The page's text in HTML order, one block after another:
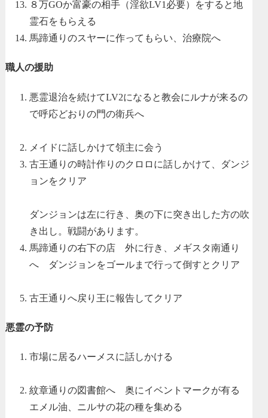
８万GOか富豪の相手（淫欲LV1必要）をすると地
霊石をもらえる
馬蹄通りのスヤーに作ってもらい、治療院へ
職人の援助
悪霊退治を続けてLV2になると教会にルナが来るの
で呼応どおりの門の衛兵へ
メイドに話しかけて領主に会う
古王通りの時計作りのクロロに話しかけて、ダンジ
ョンをクリア
ダンジョンは左に行き、奥の下に突き出した方の吹
き出し。戦闘があります。
馬蹄通りの右下の店 外に行き、メギスタ南通り
へ ダンジョンをゴールまで行って倒すとクリア
古王通りへ戻り王に報告してクリア
悪霊の予防
市場に居るハーメスに話しかける
紋章通りの図書館へ 奥にイベントマークが有る
エメル油、ニルサの花の種を集める